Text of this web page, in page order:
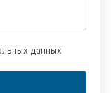
данных